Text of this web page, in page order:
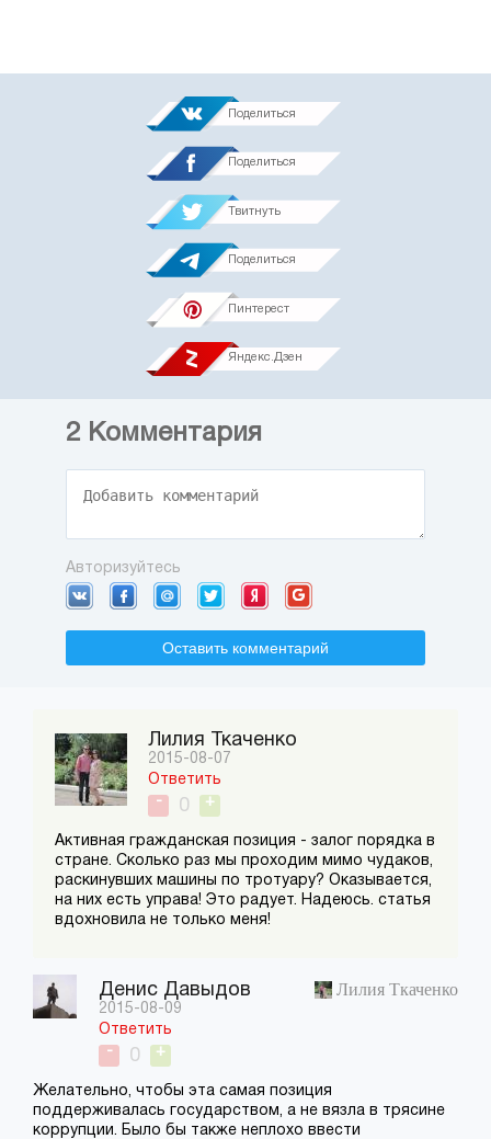
Поделиться
Поделиться
Твитнуть
Поделиться
Пинтерест
Яндекс.Дзен
2 Комментария
Авторизуйтесь
Оставить комментарий
Лилия Ткаченко
2015-08-07
Ответить
-
0 +
Активная гражданская позиция - залог порядка в
стране. Сколько раз мы проходим мимо чудаков,
раскинувших машины по тротуару? Оказывается,
на них есть управа! Это радует. Надеюсь. статья
вдохновила не только меня!
Денис Давыдов Лилия Ткаченко
2015-08-09
Ответить
-
0 +
Желательно, чтобы эта самая позиция
поддерживалась государством, а не вязла в трясине
коррупции. Было бы также неплохо ввести